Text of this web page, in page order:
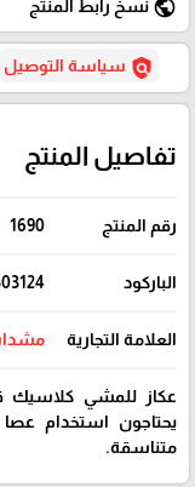
public نسخ رابط المنتج
policy سياسة التوصيل
تفاصيل المنتج
رقم المنتج 1690
الباركود
العلامة التجارية
عكاز للمشي كلاسيك
متناسقة.